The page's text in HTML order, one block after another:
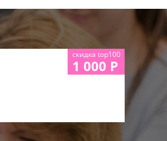
скидка top100
1 000 Р